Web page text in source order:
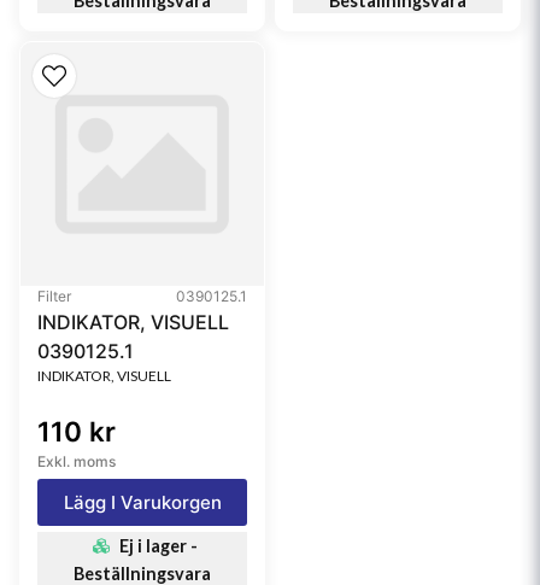
Filter 0390125.1
INDIKATOR, VISUELL
0390125.1
INDIKATOR, VISUELL
110 kr
Exkl. moms
Lägg I Varukorgen
Ej i lager -
Beställningsvara